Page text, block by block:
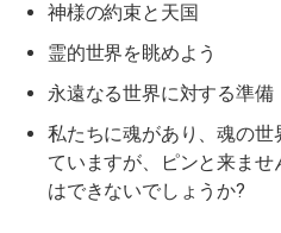
神様の約束と天国
霊的世界を眺めよう
永遠なる世界に対する準備
私たちに魂があり、魂の
ていますが、ピンと来ませ
はできないでしょうか?